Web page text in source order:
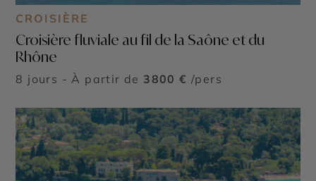
CROISIÈRE
Croisière fluviale au fil de la Saône et du
Rhône
8 jours - À partir de 3800 € /pers